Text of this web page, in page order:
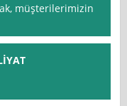
müşterilerimizin